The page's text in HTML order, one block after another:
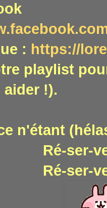
: https://
playlist
!).
n'étant
Ré-ser-
Ré-ser-